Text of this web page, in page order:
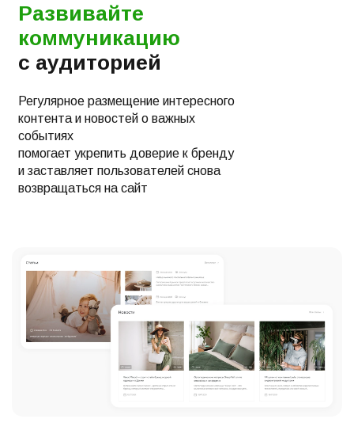
Развивайте
коммуникацию
с аудиторией
Регулярное размещение интересного
контента и новостей о важных
событиях
помогает укрепить доверие к бренду
и заставляет пользователей снова
возвращаться на сайт